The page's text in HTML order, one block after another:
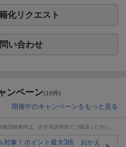
化リクエスト
い合わせ
ンペーン(10件)
開催中のキャンペーンをもっと見る
詳細条件は、必ず各説明頁でご確認ください。
対象！ポイント最大3倍 おかえ